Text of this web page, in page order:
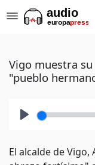
Vigo muestra
"pueblo
El alcalde de